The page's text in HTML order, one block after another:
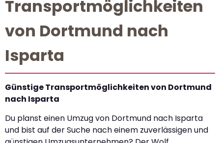
Transportmöglichkeiten
von Dortmund nach
Isparta
Günstige Transportmöglichkeiten von Dortmund
nach Isparta
Du planst einen Umzug von Dortmund nach Isparta
und bist auf der Suche nach einem zuverlässigen und